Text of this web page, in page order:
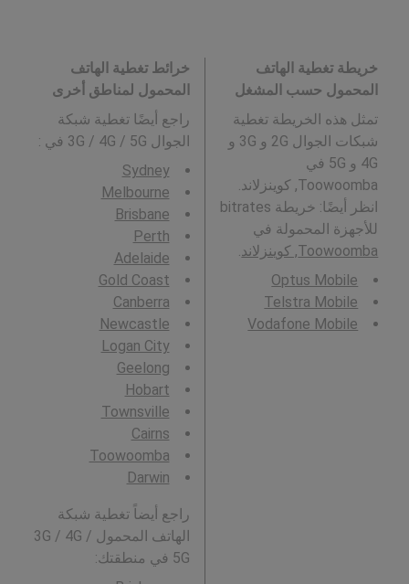
خريطة تغطية الهاتف
المحمول حسب المشغل
تمثل هذه الخريطة تغطية
شبكات الجوال 2G و 3G و
4G و 5G في
Toowoomba, كوينزلاند.
انظر أيضًا: خريطة bitrates
للأجهزة المحمولة في
Toowoomba, كوينزلاند
.
Optus Mobile
Telstra Mobile
Vodafone Mobile
خرائط تغطية الهاتف
المحمول لمناطق أخرى
راجع أيضًا تغطية شبكة
الجوال 3G / 4G / 5G في
:
Sydney
Melbourne
Brisbane
Perth
Adelaide
Gold Coast
Canberra
Newcastle
Logan City
Geelong
Hobart
Townsville
Cairns
Toowoomba
Darwin
راجع أيضاً تغطية شبكة
الهاتف المحمول 3G / 4G /
5G في منطقتك: